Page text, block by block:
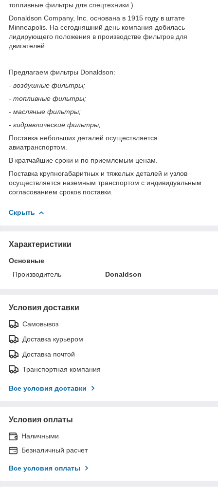
топливные фильтры для спецтехники )
Donaldson Company, Inc. основана в 1915 году в штате
Minneapolis. На сегодняшний день компания добилась
лидирующего положения в производстве фильтров для
двигателей.
Предлагаем фильтры Donaldson:
- воздушные фильтры;
- топливные фильтры;
- масляные фильтры;
- гидравлические фильтры;
Поставка небольших деталей осуществляется
авиатранспортом.
В кратчайшие сроки и по приемлемым ценам.
Поставка крупногабаритных и тяжелых деталей и узлов
осуществляется наземным транспортом с индивидуальным
согласованием сроков поставки.
Скрыть
Характеристики
Основные
Производитель
Donaldson
Условия доставки
Самовывоз
Доставка курьером
Доставка почтой
Транспортная компания
Все условия доставки
Условия оплаты
Наличными
Безналичный расчет
Все условия оплаты